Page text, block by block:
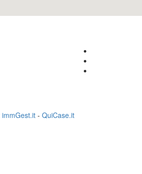
immGest.it- QuiCase.it